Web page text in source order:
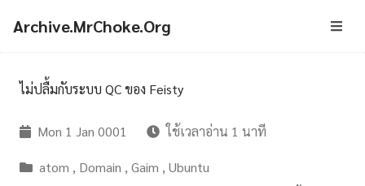
Archive.MrChoke.Org
ไม่ปลื้มกับระบบ QC ของ Feisty
Mon 1 Jan 0001 ใช้เวลาอ่าน 1 นาที
atom , Domain , Gaim , Ubuntu